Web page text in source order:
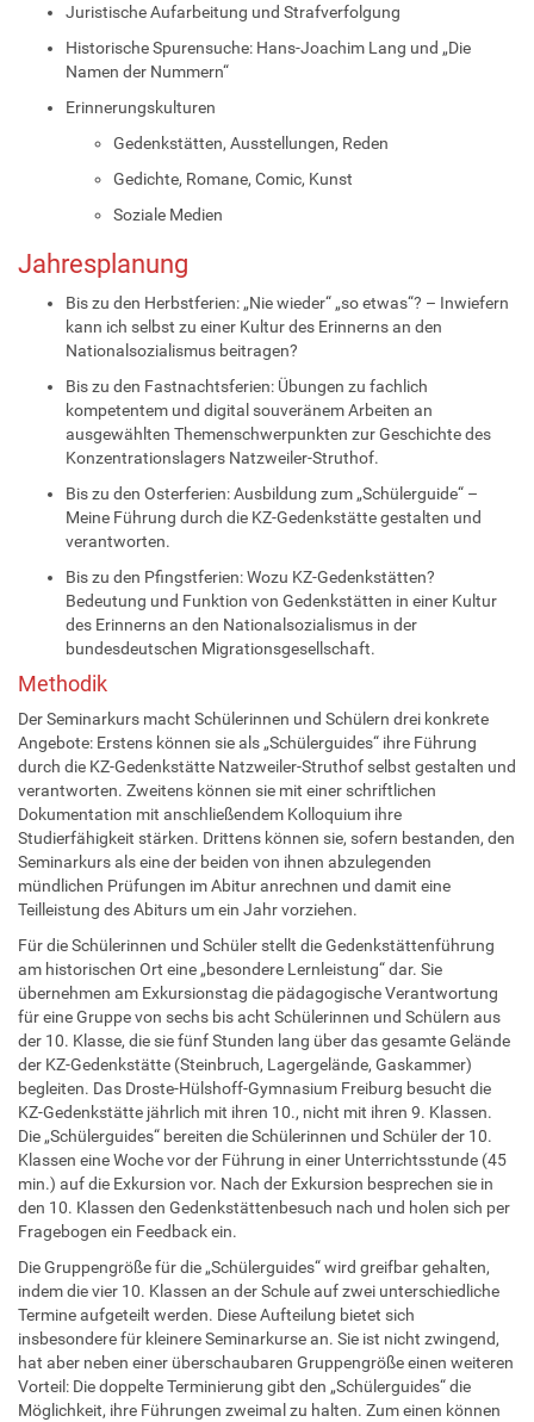
Juristische Aufarbeitung und Strafverfolgung
Historische Spurensuche: Hans-Joachim Lang und „Die
Namen der Nummern“
Erinnerungskulturen
Gedenkstätten, Ausstellungen, Reden
Gedichte, Romane, Comic, Kunst
Soziale Medien
Jahresplanung
Bis zu den Herbstferien: „Nie wieder“ „so etwas“? – Inwiefern
kann ich selbst zu einer Kultur des Erinnerns an den
Nationalsozialismus beitragen?
Bis zu den Fastnachtsferien: Übungen zu fachlich
kompetentem und digital souveränem Arbeiten an
ausgewählten Themenschwerpunkten zur Geschichte des
Konzentrationslagers Natzweiler-Struthof.
Bis zu den Osterferien: Ausbildung zum „Schülerguide“ –
Meine Führung durch die KZ-Gedenkstätte gestalten und
verantworten.
Bis zu den Pfingstferien: Wozu KZ-Gedenkstätten?
Bedeutung und Funktion von Gedenkstätten in einer Kultur
des Erinnerns an den Nationalsozialismus in der
bundesdeutschen Migrationsgesellschaft.
Methodik
Der Seminarkurs macht Schülerinnen und Schülern drei konkrete
Angebote: Erstens können sie als „Schülerguides“ ihre Führung
durch die KZ-Gedenkstätte Natzweiler-Struthof selbst gestalten und
verantworten. Zweitens können sie mit einer schriftlichen
Dokumentation mit anschließendem Kolloquium ihre
Studierfähigkeit stärken. Drittens können sie, sofern bestanden, den
Seminarkurs als eine der beiden von ihnen abzulegenden
mündlichen Prüfungen im Abitur anrechnen und damit eine
Teilleistung des Abiturs um ein Jahr vorziehen.
Für die Schülerinnen und Schüler stellt die Gedenkstättenführung
am historischen Ort eine „besondere Lernleistung“ dar. Sie
übernehmen am Exkursionstag die pädagogische Verantwortung
für eine Gruppe von sechs bis acht Schülerinnen und Schülern aus
der 10. Klasse, die sie fünf Stunden lang über das gesamte Gelände
der KZ-Gedenkstätte (Steinbruch, Lagergelände, Gaskammer)
begleiten. Das Droste-Hülshoff-Gymnasium Freiburg besucht die
KZ-Gedenkstätte jährlich mit ihren 10., nicht mit ihren 9. Klassen.
Die „Schülerguides“ bereiten die Schülerinnen und Schüler der 10.
Klassen eine Woche vor der Führung in einer Unterrichtsstunde (45
min.) auf die Exkursion vor. Nach der Exkursion besprechen sie in
den 10. Klassen den Gedenkstättenbesuch nach und holen sich per
Fragebogen ein Feedback ein.
Die Gruppengröße für die „Schülerguides“ wird greifbar gehalten,
indem die vier 10. Klassen an der Schule auf zwei unterschiedliche
Termine aufgeteilt werden. Diese Aufteilung bietet sich
insbesondere für kleinere Seminarkurse an. Sie ist nicht zwingend,
hat aber neben einer überschaubaren Gruppengröße einen weiteren
Vorteil: Die doppelte Terminierung gibt den „Schülerguides“ die
Möglichkeit, ihre Führungen zweimal zu halten. Zum einen können